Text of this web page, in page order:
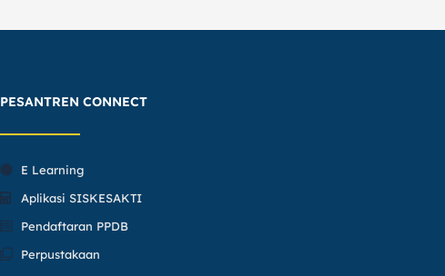
PESANTREN CONNECT
E Learning
Aplikasi SISKESAKTI
Pendaftaran PPDB
Perpustakaan